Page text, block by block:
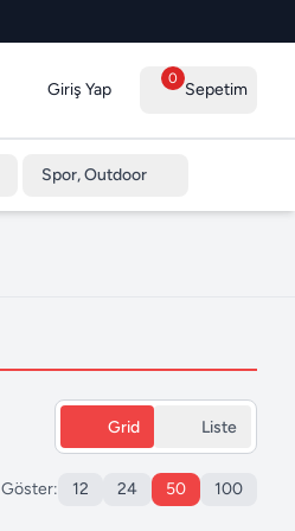
Giriş Yap
0
Sepetim
Spor, Outdoor
Grid Liste
Göster: 12 24 50 100